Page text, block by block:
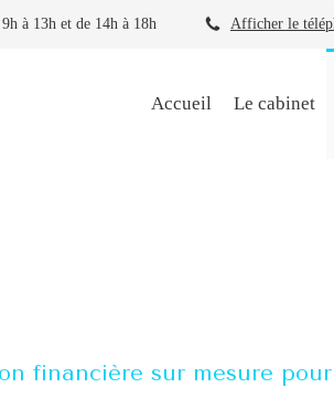
à 13h et de 14h à 18h Afficher le
Accueil Le cabinet
financière sur mesure